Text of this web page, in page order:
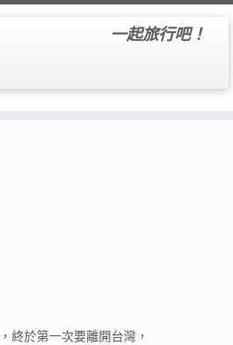
一起旅行吧！
終於第一次要離開台灣，